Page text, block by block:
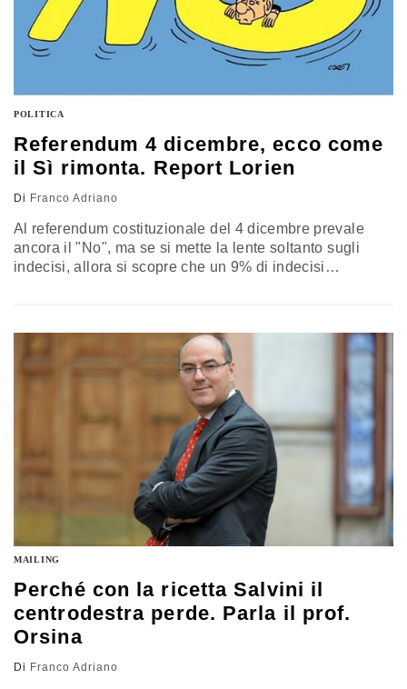
POLITICA
Referendum 4 dicembre, ecco come
il Sì rimonta. Report Lorien
Di Franco Adriano
Al referendum costituzionale del 4 dicembre prevale
ancora il "No", ma se si mette la lente soltanto sugli
indecisi, allora si scopre che un 9% di indecisi
l'urna). Emerge dall'ultimo rilevamento di Lorien…
MAILING
Perché con la ricetta Salvini il
centrodestra perde. Parla il prof.
Orsina
Di Franco Adriano